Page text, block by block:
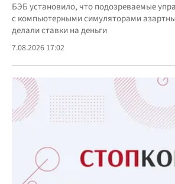
БЭБ установило, что подозреваемые
с компьютерными симуляторами
делали ставки на деньги
7.08.2026 17:02